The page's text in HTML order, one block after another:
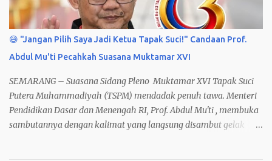
😄 "Jangan Pilih Saya Jadi Ketua Tapak Suci!" Candaan Prof.
Abdul Mu'ti Pecahkah Suasana Muktamar XVI
SEMARANG – Suasana Sidang Pleno Muktamar XVI Tapak Suci
Putera Muhammadiyah (TSPM) mendadak penuh tawa. Menteri
Pendidikan Dasar dan Menengah RI, Prof. Abdul Mu'ti , membuka
sambutannya dengan kalimat yang langsung disambut gelak